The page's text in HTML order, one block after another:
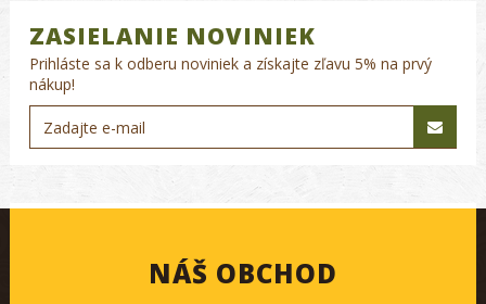
ZASIELANIE NOVINIEK
Prihláste sa k odberu noviniek a získajte zľavu 5% na prvý
nákup!
NÁŠ OBCHOD